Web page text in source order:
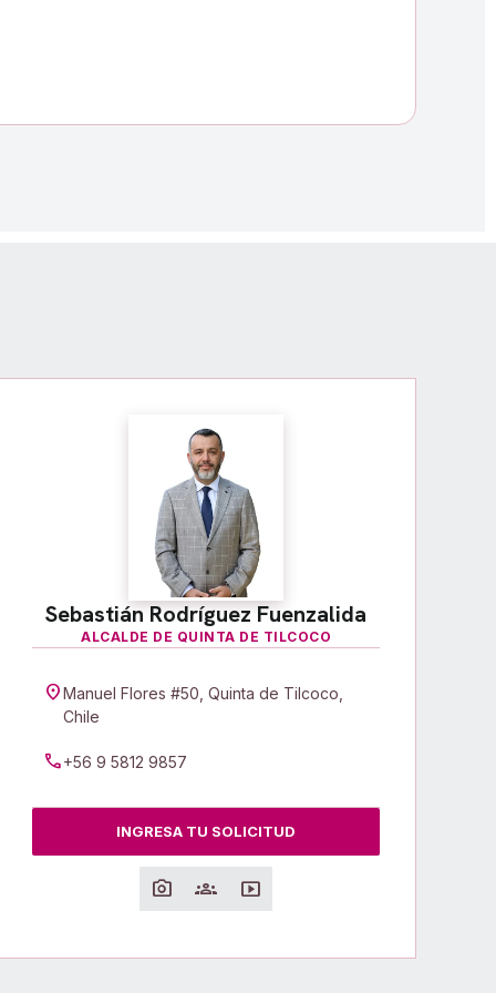
Sebastián Rodríguez Fuenzalida
ALCALDE DE QUINTA DE TILCOCO
location_onManuel Flores #50, Quinta de Tilcoco,
Chile
call+56 9 5812 9857
INGRESA TU SOLICITUD
photo_camera groups smart_display